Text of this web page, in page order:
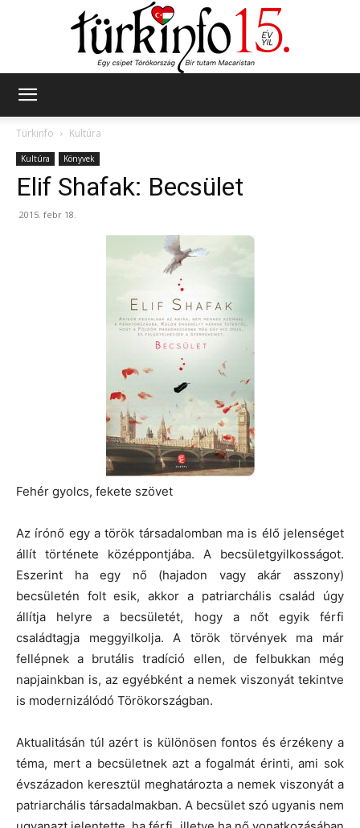
Türkinfo
Kultúra
Kultúra Könyvek
Elif Shafak: Becsület
2015. febr 18.
Fehér gyolcs, fekete szövet
Az írónő egy a török társadalomban ma is élő jelenséget
állít története középpontjába. A becsületgyilkosságot.
Eszerint ha egy nő (hajadon vagy akár asszony)
becsületén folt esik, akkor a patriarchális család úgy
állítja helyre a becsületét, hogy a nőt egyik férfi
családtagja meggyilkolja. A török törvények ma már
fellépnek a brutális tradíció ellen, de felbukkan még
napjainkban is, az egyébként a nemek viszonyát tekintve
is modernizálódó Törökországban.
Aktualitásán túl azért is különösen fontos és érzékeny a
téma, mert a becsületnek azt a fogalmát érinti, ami sok
évszázadon keresztül meghatározta a nemek viszonyát a
patriarchális társadalmakban. A becsület szó ugyanis nem